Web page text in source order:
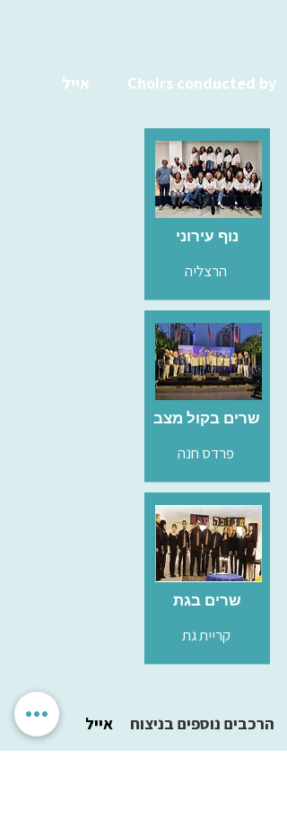
אייל Choirs conducted by
נוף עירוני
הרצליה
שרים בקול מצב
פרדס חנה
שרים בגת
קריית גת
אייל הרכבים נוספים בניצוח